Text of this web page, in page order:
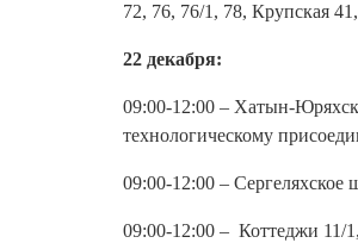
72, 76, 76/1, 78, Крупская
22 декабря:
09:00-12:00 – Хатын-
технологическому
09:00-12:00 –
09:00-12:00 – Коттеджи 11/